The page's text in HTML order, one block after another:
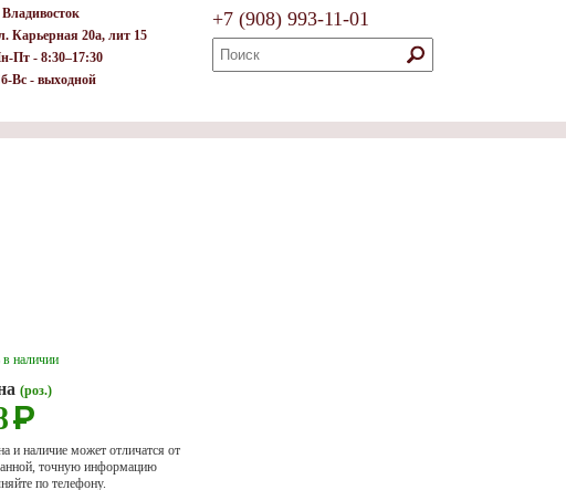
Владивосток
Карьерная 20а, лит 15
Пт - 8:30–17:30
Вс - выходной
+7 (908) 993-11-01
в наличии
(роз.)
Р
и наличие может отличатся от
точную информацию
по телефону.